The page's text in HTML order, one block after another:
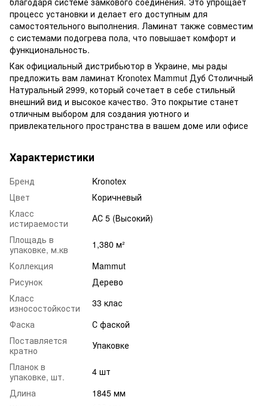
процесс установки и делает его доступным для
самостоятельного выполнения. Ламинат также совместим
с системами подогрева пола, что повышает комфорт и
функциональность.
Как официальный дистрибьютор в Украине, мы рады
предложить вам ламинат Kronotex Mammut Дуб Столичный
Натуральный 2999, который сочетает в себе стильный
внешний вид и высокое качество. Это покрытие станет
отличным выбором для создания уютного и
привлекательного пространства в вашем доме или офисе
Характеристики
Бренд
Kronotex
Цвет
Коричневый
Класс
истираемости
АС 5 (Высокий)
Площадь в
упаковке, м.кв
1,380 м²
Коллекция
Mammut
Рисунок
Дерево
Класс
износостойкости
33 клас
Фаска
С фаской
Поставляется
кратно
Упаковке
Планок в
упаковке, шт.
4 шт
Длина
1845 мм